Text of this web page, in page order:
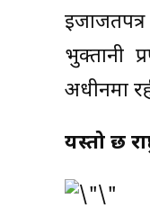
भुक्तानी
अधीनमा
यस्तो छ